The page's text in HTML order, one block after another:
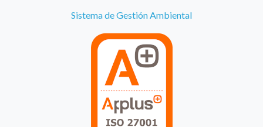
Sistema de Gestión Ambiental